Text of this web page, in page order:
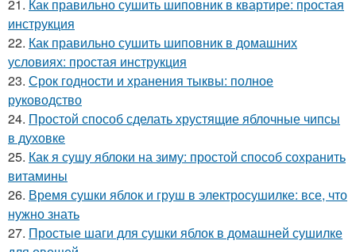
21. Как правильно сушить шиповник в квартире: простая
инструкция
22. Как правильно сушить шиповник в домашних
условиях: простая инструкция
23. Срок годности и хранения тыквы: полное
руководство
24. Простой способ сделать хрустящие яблочные чипсы
в духовке
25. Как я сушу яблоки на зиму: простой способ сохранить
витамины
26. Время сушки яблок и груш в электросушилке: все, что
нужно знать
27. Простые шаги для сушки яблок в домашней сушилке